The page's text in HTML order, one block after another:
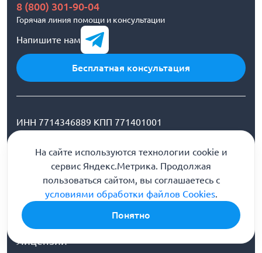
8 (800) 301-90-04
Горячая линия помощи и консультации
Напишите нам
Бесплатная консультация
ИНН 7714346889 КПП 771401001
ООО «Первый шаг» (г. Уфа) улица Кирова, 46
Наш e-mail:
ufa@stranaprotivnarkotikov.ru
О клинике
Врачи
Лицензии
На сайте используются технологии cookie и
сервис Яндекс.Метрика. Продолжая
пользоваться сайтом, вы соглашаетесь с
условиями обработки файлов Cookies.
Понятно